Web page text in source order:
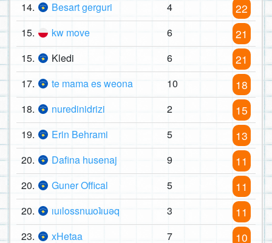
14. Besart gerguri 4 22
15. kw move 6 21
15. Kledi 6 21
17. te mama es weona 10 18
18. nuredinidrizi 2 15
19. Erin Behrami 5 13
20. Dafina husenaj 9 11
20. Guner Offical 5 11
20. ıuılossnɯoʇıuəq 3 11
23. xHetaa 7 10